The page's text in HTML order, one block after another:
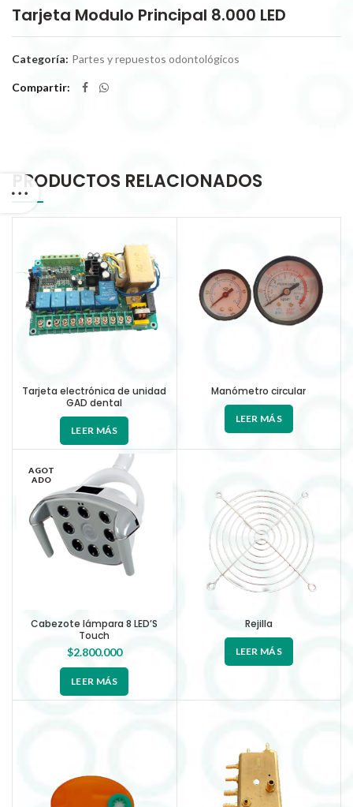
Tarjeta Modulo Principal 8.000 LED
Categoría: Partes y repuestos odontológicos
Compartir
PRODUCTOS RELACIONADOS
Tarjeta electrónica de unidad
GAD dental
LEER MÁS
Manómetro circular
LEER MÁS
AGOT
ADO
Cabezote lámpara 8 LED’S
Touch
$2.800.000
LEER MÁS
Rejilla
LEER MÁS